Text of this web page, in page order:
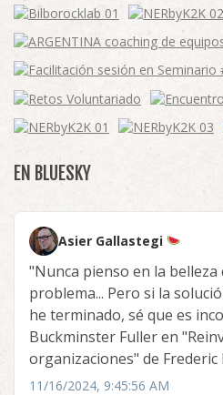
EN BLUESKY
Asier Gallastegi
"Nunca pienso en la
problema... Pero si la
he terminado, sé que es
Buckminster Fuller en
organizaciones" de Frederic
11/16/2024, 9:45:56 AM